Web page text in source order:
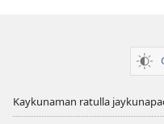
Kaykunaman ratulla